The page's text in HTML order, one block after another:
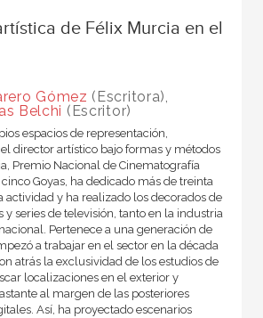
de Félix Murcia en el
Gómez (Escritora),
Belchi (Escritor)
espacios de representación,
director artístico bajo formas y métodos
Premio Nacional de Cinematografía
Goyas, ha dedicado más de treinta
actividad y ha realizado los decorados de
y series de televisión, tanto en la industria
Pertenece a una generación de
a trabajar en el sector en la década
atrás la exclusividad de los estudios de
localizaciones en el exterior y
al margen de las posteriores
Así, ha proyectado escenarios